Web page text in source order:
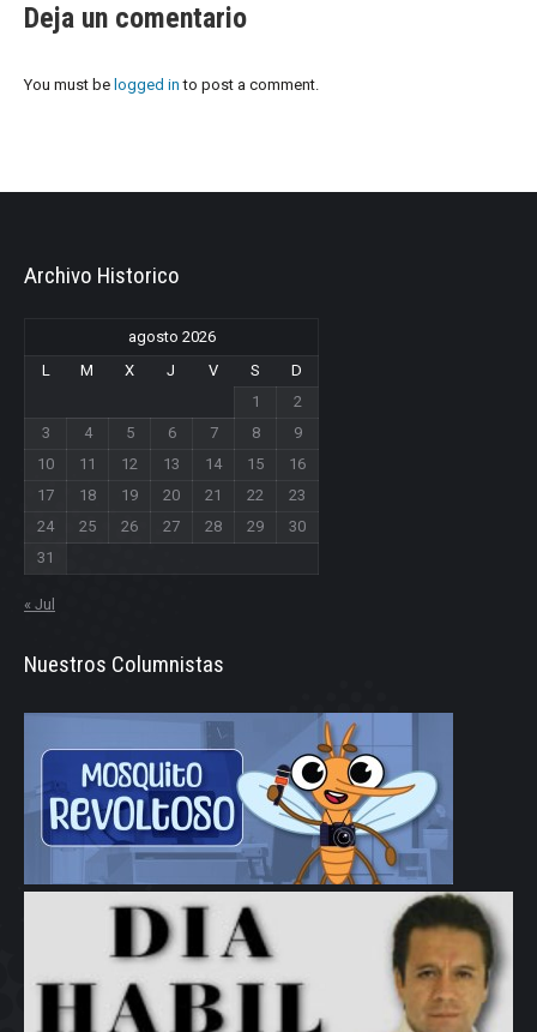
Deja un comentario
You must be logged in to post a comment.
Archivo Historico
agosto 2026
L
M X J V S
D
1
2
3
4 5 6 7 8
9
10
11 12 13 14 15
16
17
18 19 20 21 22
23
24
25 26 27 28 29
30
31
« Jul
Nuestros Columnistas